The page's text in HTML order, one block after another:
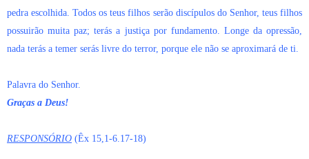
pedra escolhida. Todos os teus filhos serão discípulos do Senhor, teus filhos
possuirão muita paz; terás a justiça por fundamento. Longe da opressão,
nada terás a temer serás livre do terror, porque ele não se aproximará de ti.
Palavra do Senhor.
Graças a Deus!
RESPONSÓRIO (Êx 15,1-6.17-18)